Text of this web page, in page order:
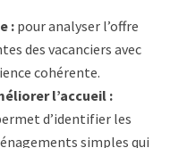
: pour analyser l’offre
des vacanciers avec
cohérente.
l’accueil :
d’identifier les
simples qui